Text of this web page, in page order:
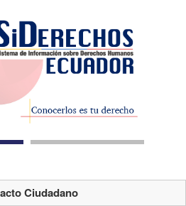
Ciudadano